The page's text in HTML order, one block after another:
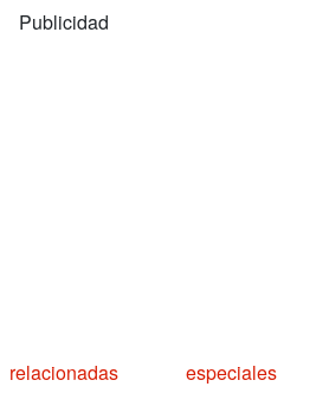
Publicidad
relacionadas
especiales